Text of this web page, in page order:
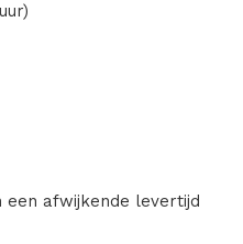
afwijkende levertijd